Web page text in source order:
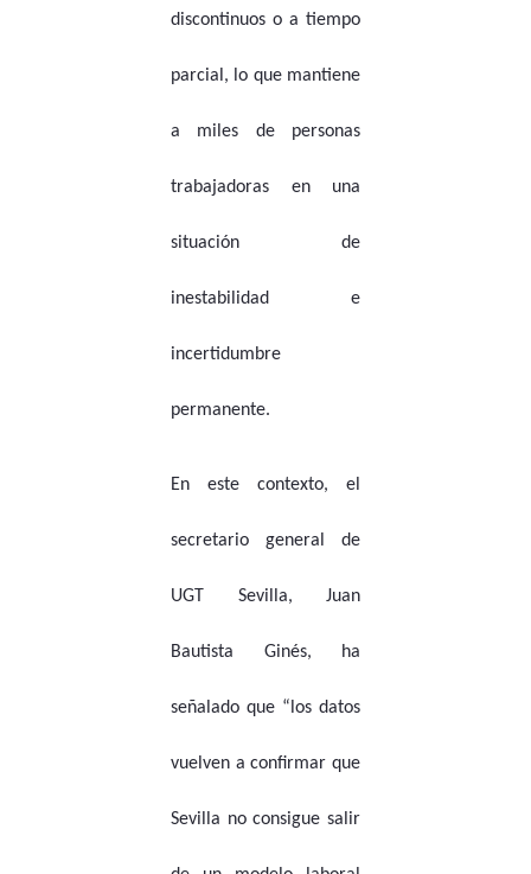
discontinuos o a tiempo
parcial, lo que mantiene
a miles de personas
trabajadoras en una
situación de
inestabilidad e
incertidumbre
permanente.
En este contexto, el
secretario general de
UGT Sevilla, Juan
Bautista Ginés, ha
señalado que “los datos
vuelven a confirmar que
Sevilla no consigue salir